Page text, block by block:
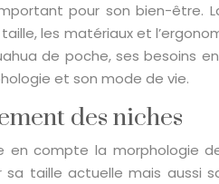
pour son bien-être.
les matériaux et
de poche, ses besoins
et son mode de vie.
des niches
en compte la morphologie
taille actuelle mais aussi